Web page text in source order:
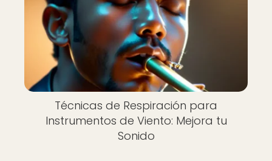
Técnicas de Respiración para
Instrumentos de Viento: Mejora tu
Sonido